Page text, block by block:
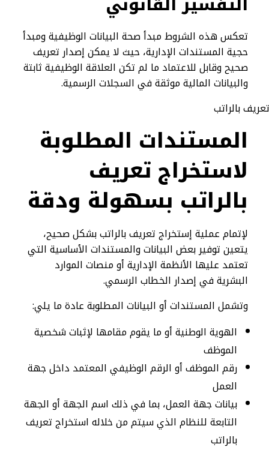
تعكس هذه الشروط مبدأ صحة البيانات الوظيفية ومبدأ
حجية المستندات الإدارية، حيث لا يمكن إصدار تعريف
صحيح وقابل للاعتماد ما لم تكن العلاقة الوظيفية ثابتة
والبيانات المالية موثقة في السجلات الرسمية.
المستندات المطلوبة
لاستخراج تعريف
بالراتب بسهولة ودقة
لإتمام عملية إستخراج تعريف بالراتب بشكل صحيح،
يتعين توفير بعض البيانات والمستندات الأساسية التي
تعتمد عليها الأنظمة الإدارية أو منصات الموارد
البشرية في إصدار الخطاب الرسمي.
وتشمل المستندات أو البيانات المطلوبة عادة ما يلي:
الهوية الوطنية أو ما يقوم مقامها لإثبات شخصية
الموظف
رقم الموظف أو الرقم الوظيفي المعتمد داخل جهة
العمل
بيانات جهة العمل، بما في ذلك اسم الجهة أو الجهة
التابعة للنظام الذي سيتم من خلاله استخراج تعريف
بالراتب